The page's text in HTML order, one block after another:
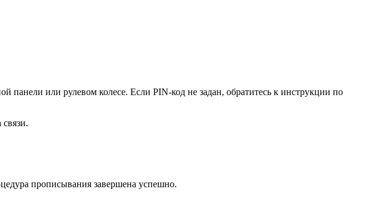
панели или рулевом колесе. Если PIN-код не задан, обратитесь к инструкции по
прописывания завершена успешно.